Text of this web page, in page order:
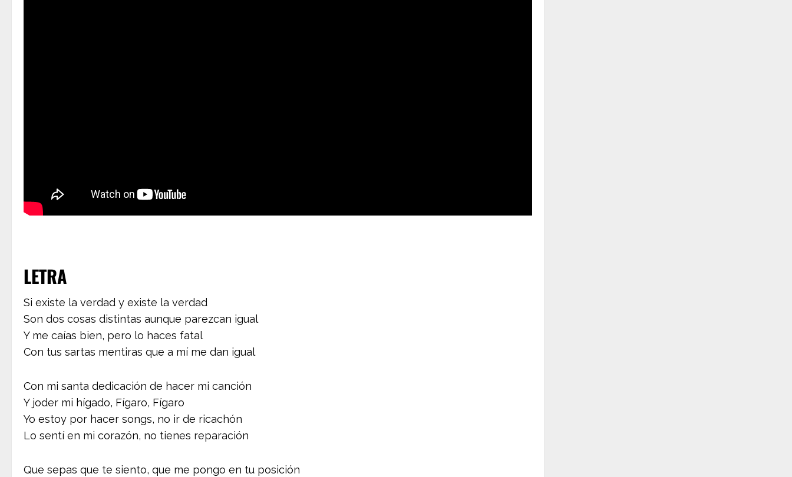
LETRA
Si existe la verdad y existe la verdad
Son dos cosas distintas aunque parezcan igual
Y me caías bien, pero lo haces fatal
Con tus sartas mentiras que a mí me dan igual
Con mi santa dedicación de hacer mi canción
Y joder mi hígado, Fígaro, Fígaro
Yo estoy por hacer songs, no ir de ricachón
Lo sentí en mi corazón, no tienes reparación
Que sepas que te siento, que me pongo en tu posición